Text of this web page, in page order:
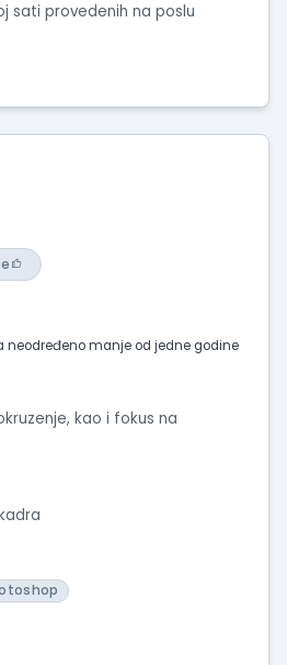
sati provedenih na poslu
neodređeno manje od jedne godine
kao i fokus na